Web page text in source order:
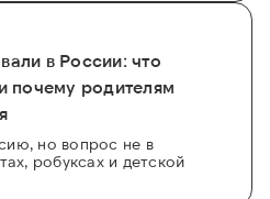
в России: что
почему родителям
но вопрос не в
робуксах и детской